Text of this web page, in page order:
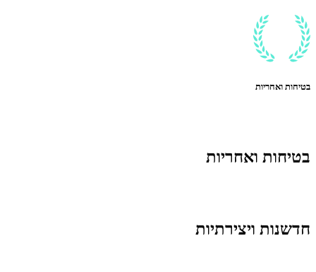
בטיחות ואחריות
בטיחות ואחריות
חדשנות ויצירתיות